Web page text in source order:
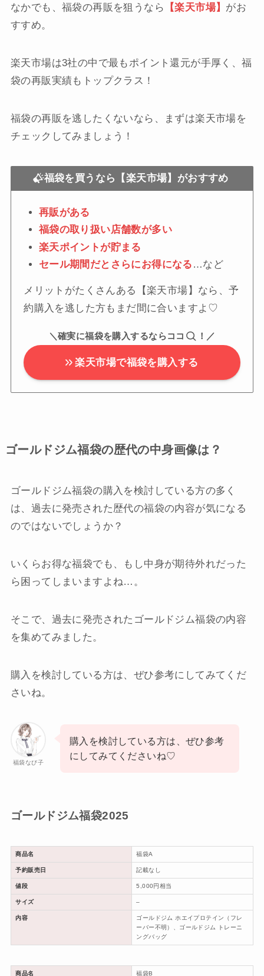
なかでも、福袋の再販を狙うなら 【楽天市場】 がお
すすめ。
楽天市場は3社の中で最もポイント還元が手厚く、福
袋の再販実績もトップクラス！
福袋の再販を逃したくないなら、まずは楽天市場を
チェックしてみましょう！
福袋を買うなら【楽天市場】がおすすめ
再販がある
福袋の取り扱い店舗数が多い
楽天ポイントが貯まる
セール期間だとさらにお得になる …など
メリットがたくさんある【楽天市場】なら、予
約購入を逃した方もまだ間に合いますよ♡
＼確実に福袋を購入するならココ ！／
楽天市場で福袋を購入する
ゴールドジム福袋の歴代の中身画像は？
ゴールドジム福袋の購入を検討している方の多く
は、過去に発売された歴代の福袋の内容が気になる
のではないでしょうか？
いくらお得な福袋でも、もし中身が期待外れだった
ら困ってしまいますよね…。
そこで、過去に発売されたゴールドジム福袋の内容
を集めてみました。
購入を検討している方は、ぜひ参考にしてみてくだ
さいね。
福袋なび子
購入を検討している方は、ぜひ参考
にしてみてくださいね♡
ゴールドジム福袋2025
商品名 福袋A
予約販売日 記載なし
値段 5,000円相当
サイズ –
内容
ゴールドジム ホエイプロテイン（フレ
ーバー不明）、ゴールドジム トレーニ
ングバッグ
商品名 福袋B